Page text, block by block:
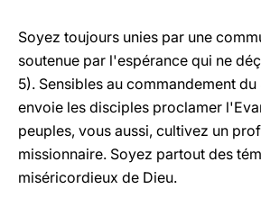
Soyez toujours unies par une
soutenue par l'espérance qui ne
5). Sensibles au commandement du
envoie les disciples proclamer
peuples, vous aussi, cultivez un
missionnaire. Soyez partout des
miséricordieux de Dieu.